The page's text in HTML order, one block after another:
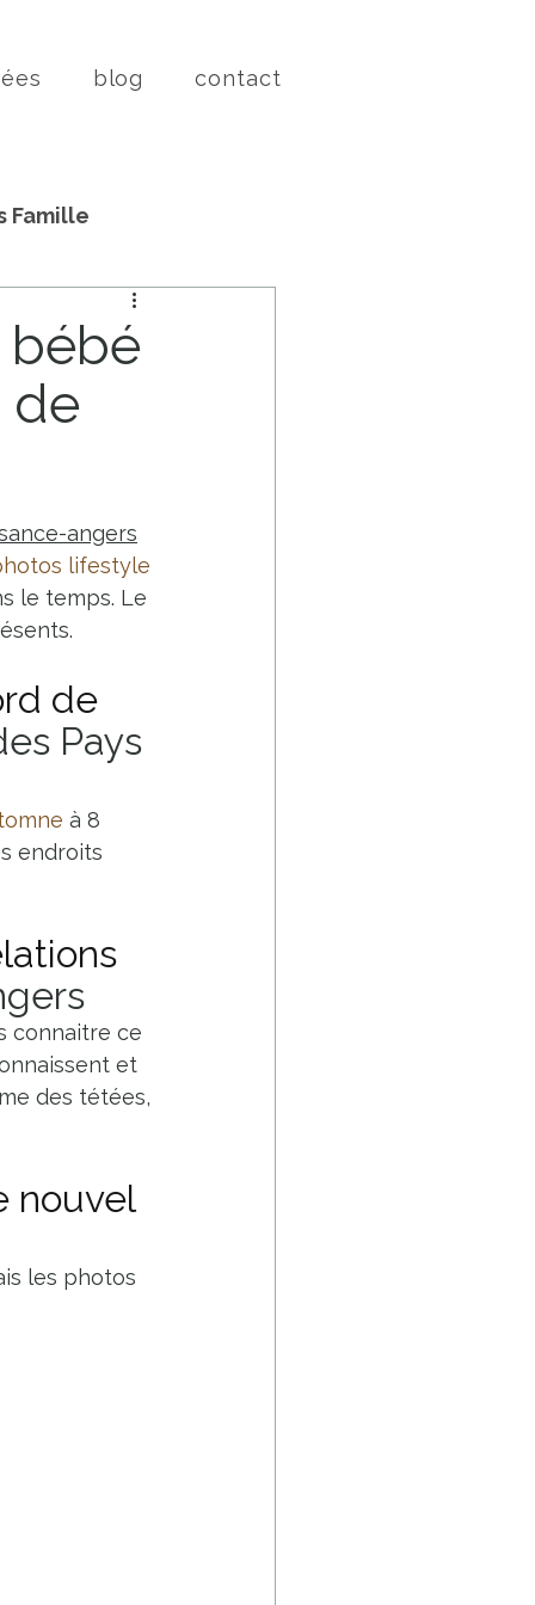
blog contact
Famille
bébé
de
angers
lifestyle
le temps. Le
de
Pays
à 8
endroits
connaitre ce
et
des tétées,
nouvel
les photos